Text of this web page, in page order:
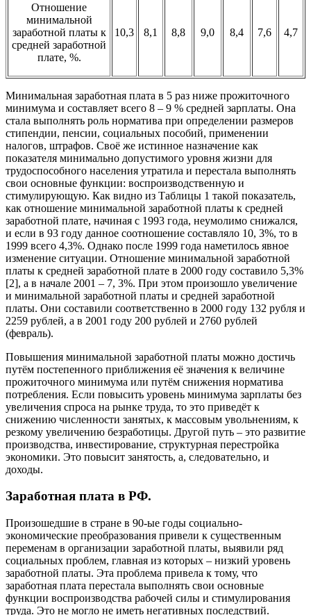
Отношение
минимальной
заработной платы к
средней заработной
плате, %.
10,3 8,1 8,8 9,0 8,4 7,6 4,7
Минимальная заработная плата в 5 раз ниже прожиточного
минимума и составляет всего 8 – 9 % средней зарплаты. Она
стала выполнять роль норматива при определении размеров
стипендии, пенсии, социальных пособий, применении
налогов, штрафов. Своё же истинное назначение как
показателя минимально допустимого уровня жизни для
трудоспособного населения утратила и перестала выполнять
свои основные функции: воспроизводственную и
стимулирующую. Как видно из Таблицы 1 такой показатель,
как отношение минимальной заработной платы к средней
заработной плате, начиная с 1993 года, неумолимо снижался,
и если в 93 году данное соотношение составляло 10, 3%, то в
1999 всего 4,3%. Однако после 1999 года наметилось явное
изменение ситуации. Отношение минимальной заработной
платы к средней заработной плате в 2000 году составило 5,3%
[2], а в начале 2001 – 7, 3%. При этом произошло увеличение
и минимальной заработной платы и средней заработной
платы. Они составили соответственно в 2000 году 132 рубля и
2259 рублей, а в 2001 году 200 рублей и 2760 рублей
(февраль).
Повышения минимальной заработной платы можно достичь
путём постепенного приближения её значения к величине
прожиточного минимума или путём снижения норматива
потребления. Если повысить уровень минимума зарплаты без
увеличения спроса на рынке труда, то это приведёт к
снижению численности занятых, к массовым увольнениям, к
резкому увеличению безработицы. Другой путь – это развитие
производства, инвестирование, структурная перестройка
экономики. Это повысит занятость, а, следовательно, и
доходы.
Заработная плата в РФ.
Произошедшие в стране в 90-ые годы социально-
экономические преобразования привели к существенным
переменам в организации заработной платы, выявили ряд
социальных проблем, главная из которых – низкий уровень
заработной платы. Эта проблема привела к тому, что
заработная плата перестала выполнять свои основные
функции воспроизводства рабочей силы и стимулирования
труда. Это не могло не иметь негативных последствий.